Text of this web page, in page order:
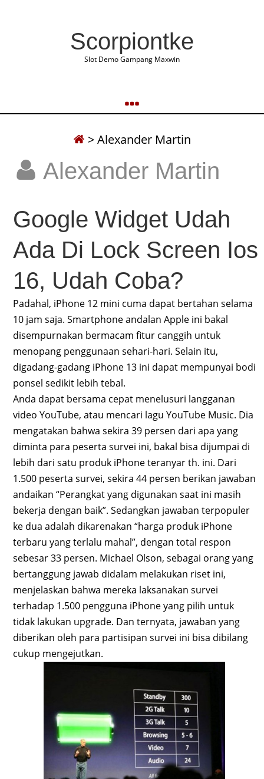
Scorpiontke
Slot Demo Gampang Maxwin
>Alexander Martin
Alexander Martin
Google Widget Udah
Ada Di Lock Screen Ios
16, Udah Coba?
Padahal, iPhone 12 mini cuma dapat bertahan selama
10 jam saja. Smartphone andalan Apple ini bakal
disempurnakan bermacam fitur canggih untuk
menopang penggunaan sehari-hari. Selain itu,
digadang-gadang iPhone 13 ini dapat mempunyai bodi
ponsel sedikit lebih tebal.
Anda dapat bersama cepat menelusuri langganan
video YouTube, atau mencari lagu YouTube Music. Dia
mengatakan bahwa sekira 39 persen dari apa yang
diminta para peserta survei ini, bakal bisa dijumpai di
lebih dari satu produk iPhone teranyar th. ini. Dari
1.500 peserta survei, sekira 44 persen berikan jawaban
andaikan “Perangkat yang digunakan saat ini masih
bekerja dengan baik”. Sedangkan jawaban terpopuler
ke dua adalah dikarenakan “harga produk iPhone
terbaru yang terlalu mahal”, dengan total respon
sebesar 33 persen. Michael Olson, sebagai orang yang
bertanggung jawab didalam melakukan riset ini,
menjelaskan bahwa mereka laksanakan survei
terhadap 1.500 pengguna iPhone yang pilih untuk
tidak lakukan upgrade. Dan ternyata, jawaban yang
diberikan oleh para partisipan survei ini bisa dibilang
cukup mengejutkan.